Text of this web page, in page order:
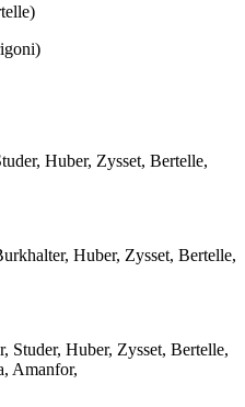
Huber, Zysset, Bertelle,
Huber, Zysset, Bertelle,
Studer, Huber, Zysset, Bertelle,
Amanfor,